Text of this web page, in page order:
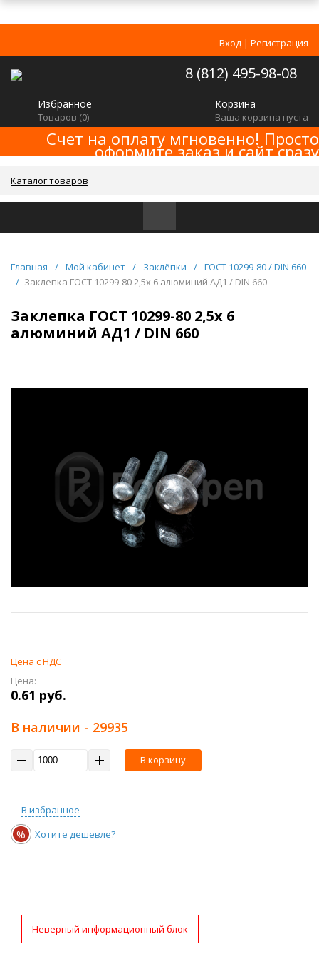
Вход | Регистрация
8 (812) 495-98-08
Избранное
Товаров (0)
Корзина
Ваша корзина пуста
Счет на оплату мгновенно! Просто
оформите заказ и сайт сразу
Каталог товаров
Главная / Мой кабинет / Заклёпки / ГОСТ 10299-80 / DIN 660
/ Заклепка ГОСТ 10299-80 2,5х 6 алюминий АД1 / DIN 660
Заклепка ГОСТ 10299-80 2,5х 6
алюминий АД1 / DIN 660
Цена с НДС
Цена:
0.61 руб.
В наличии - 29935
В корзину
В избранное
% Хотите дешевле?
Неверный информационный блок